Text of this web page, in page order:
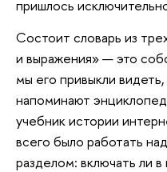
пришлось
Состоит словарь из
и выражения» — это
мы его привыкли
напоминают
учебник истории
всего было работать
разделом: включать ли